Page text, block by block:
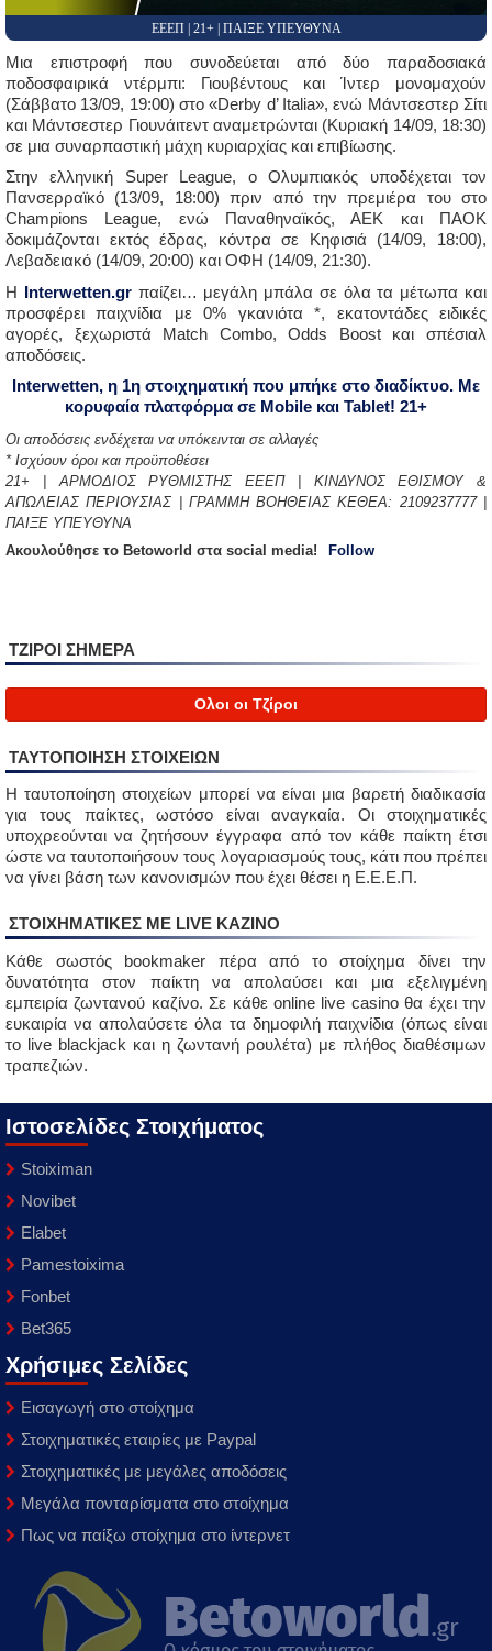
ΕΕΕΠ | 21+ | ΠΑΙΞΕ ΥΠΕΥΘΥΝΑ
Μια επιστροφή που συνοδεύεται από δύο παραδοσιακά
ποδοσφαιρικά ντέρμπι: Γιουβέντους και Ίντερ μονομαχούν
(Σάββατο 13/09, 19:00) στο «Derby d’ Italia», ενώ Μάντσεστερ Σίτι
και Μάντσεστερ Γιουνάιτεντ αναμετρώνται (Κυριακή 14/09, 18:30)
σε μια συναρπαστική μάχη κυριαρχίας και επιβίωσης.
Στην ελληνική Super League, ο Ολυμπιακός υποδέχεται τον
Πανσερραϊκό (13/09, 18:00) πριν από την πρεμιέρα του στο
Champions League, ενώ Παναθηναϊκός, ΑΕΚ και ΠΑΟΚ
δοκιμάζονται εκτός έδρας, κόντρα σε Κηφισιά (14/09, 18:00),
Λεβαδειακό (14/09, 20:00) και ΟΦΗ (14/09, 21:30).
Η Interwetten.grπαίζει… μεγάλη μπάλα σε όλα τα μέτωπα και
προσφέρει παιχνίδια με 0% γκανιότα *, εκατοντάδες ειδικές
αγορές, ξεχωριστά Match Combo, Odds Boost και σπέσιαλ
αποδόσεις.
Interwetten, η 1η στοιχηματική που μπήκε στο διαδίκτυο. Με
κορυφαία πλατφόρμα σε Mobile και Tablet! 21+
Οι αποδόσεις ενδέχεται να υπόκεινται σε αλλαγές
* Ισχύουν όροι και προϋποθέσει
21+ | ΑΡΜΟΔΙΟΣ ΡΥΘΜΙΣΤΗΣ ΕΕΕΠ | ΚΙΝΔΥΝΟΣ ΕΘΙΣΜΟΥ &
ΑΠΩΛΕΙΑΣ ΠΕΡΙΟΥΣΙΑΣ | ΓΡΑΜΜΗ ΒΟΗΘΕΙΑΣ ΚΕΘΕΑ: 2109237777 |
ΠΑΙΞΕ ΥΠΕΥΘΥΝΑ
Aκουλούθησε το Betoworld στα social media!
Follow
ΤΖΙΡΟΙ ΣΗΜΕΡΑ
Ολοι οι Τζίροι
ΤΑΥΤΟΠΟΙΗΣΗ ΣΤΟΙΧΕΙΩΝ
Η ταυτοποίηση στοιχείων μπορεί να είναι μια βαρετή διαδικασία
για τους παίκτες, ωστόσο είναι αναγκαία. Οι στοιχηματικές
υποχρεούνται να ζητήσουν έγγραφα από τον κάθε παίκτη έτσι
ώστε να ταυτοποιήσουν τους λογαριασμούς τους, κάτι που πρέπει
να γίνει βάση των κανονισμών που έχει θέσει η Ε.Ε.Ε.Π.
ΣΤΟΙΧΗΜΑΤΙΚΈΣ ΜΕ LIVE ΚΑΖΙΝΟ
Κάθε σωστός bookmaker πέρα από το στοίχημα δίνει την
δυνατότητα στον παίκτη να απολαύσει και μια εξελιγμένη
εμπειρία ζωντανού καζίνο. Σε κάθε online live casino θα έχει την
ευκαιρία να απολαύσετε όλα τα δημοφιλή παιχνίδια (όπως είναι
το live blackjack και η ζωντανή ρουλέτα) με πλήθος διαθέσιμων
τραπεζιών.
Ιστοσελίδες Στοιχήματος
Stoiximan
Novibet
Elabet
Pamestoixima
Fonbet
Bet365
Χρήσιμες Σελίδες
Εισαγωγή στο στοίχημα
Στοιχηματικές εταιρίες με Paypal
Στοιχηματικές με μεγάλες αποδόσεις
Μεγάλα πονταρίσματα στο στοίχημα
Πως να παίξω στοίχημα στο ίντερνετ